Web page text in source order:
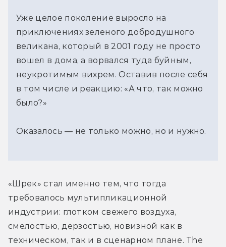
Уже целое поколение выросло на
приключениях зеленого добродушного
великана, который в 2001 году не просто
вошел в дома, а ворвался туда буйным,
неукротимым вихрем. Оставив после себя
в том числе и реакцию: «А что, так можно
было?»
Оказалось — не только можно, но и нужно.
«Шрек» стал именно тем, что тогда
требовалось мультипликационной
индустрии: глотком свежего воздуха,
смелостью, дерзостью, новизной как в
техническом, так и в сценарном плане. The